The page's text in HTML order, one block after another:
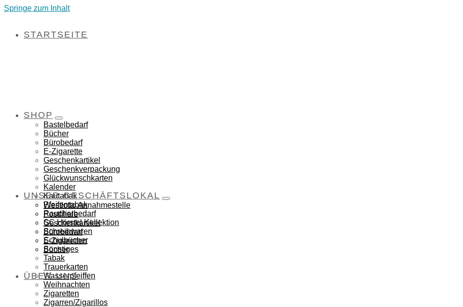
Springe zum Inhalt
STARTSEITE
SHOP
Bastelbedarf
Bücher
Bürobedarf
E-Zigarette
Geschenkartikel
Geschenkverpackung
Glückwunschkarten
Kalender
Kautabak
Pfeifentabak
Raucherbedarf
SC Hörstel Kollektion
Schreibwaren
Schulbücher
Sonstiges
Tabak
Trauerkarten
Wasserpfeiffen
Weihnachten
Zigaretten
Zigarren/Zigarillos
UNSER GESCHÄFTSLOKAL
Westlotto Annahmestelle
Postfiliale
Geschenkartikel
Bürobedarf
E-Zigaretten
Bücher
ÜBER UNS